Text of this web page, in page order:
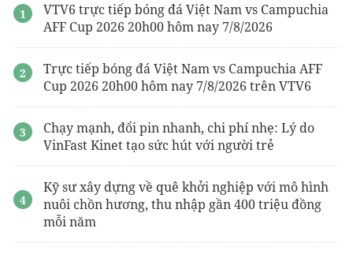
VTV6 trực tiếp bóng đá Việt Nam vs Campuchia
AFF Cup 2026 20h00 hôm nay 7/8/2026
Trực tiếp bóng đá Việt Nam vs Campuchia AFF
Cup 2026 20h00 hôm nay 7/8/2026 trên VTV6
Chạy mạnh, đổi pin nhanh, chi phí nhẹ: Lý do
VinFast Kinet tạo sức hút với người trẻ
Kỹ sư xây dựng về quê khởi nghiệp với mô hình
nuôi chồn hương, thu nhập gần 400 triệu đồng
mỗi năm